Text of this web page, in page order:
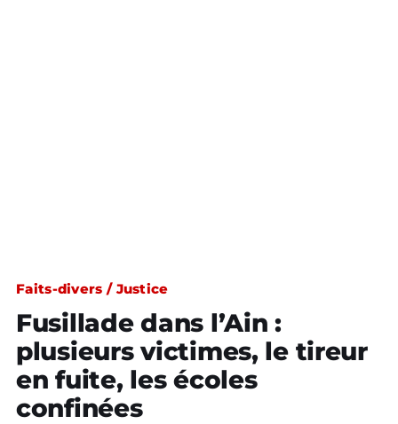
Faits-divers / Justice
Fusillade dans l’Ain :
plusieurs victimes, le tireur
en fuite, les écoles
confinées